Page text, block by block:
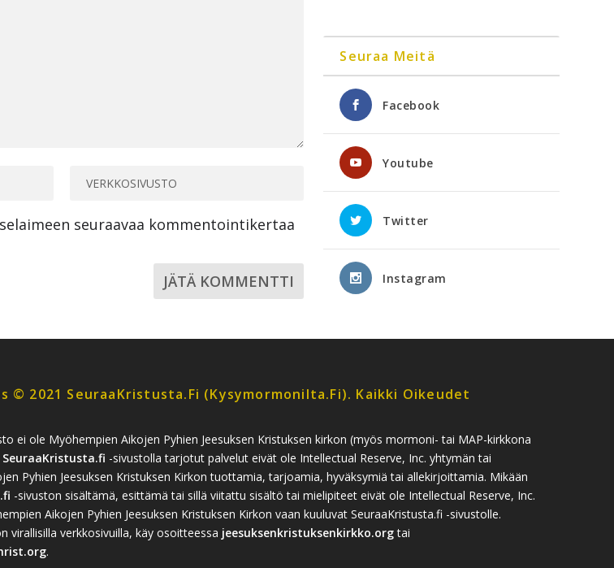
seuraavaa kommentointikertaa
Seuraa Meitä
Facebook
Youtube
Twitter
Instagram
© 2021 SeuraaKristusta.fi (kysymormonilta.fi). Kaikki Oikeudet
ei ole Myöhempien Aikojen Pyhien Jeesuksen Kristuksen kirkon (myös mormoni- tai MAP-kirkkona
SeuraaKristusta.fi -sivustolla tarjotut palvelut eivät ole Intellectual Reserve, Inc. yhtymän tai
Pyhien Jeesuksen Kristuksen Kirkon tuottamia, tarjoamia, hyväksymiä tai allekirjoittamia. Mikään
-sivuston sisältämä, esittämä tai sillä viitattu sisältö tai mielipiteet eivät ole Intellectual Reserve, Inc.
Aikojen Pyhien Jeesuksen Kristuksen Kirkon vaan kuuluvat SeuraaKristusta.fi -sivustolle.
virallisilla verkkosivuilla, käy osoitteessa jeesuksenkristuksenkirkko.orgtai
.